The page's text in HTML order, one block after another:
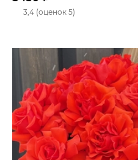
3,4 (оценок 5)